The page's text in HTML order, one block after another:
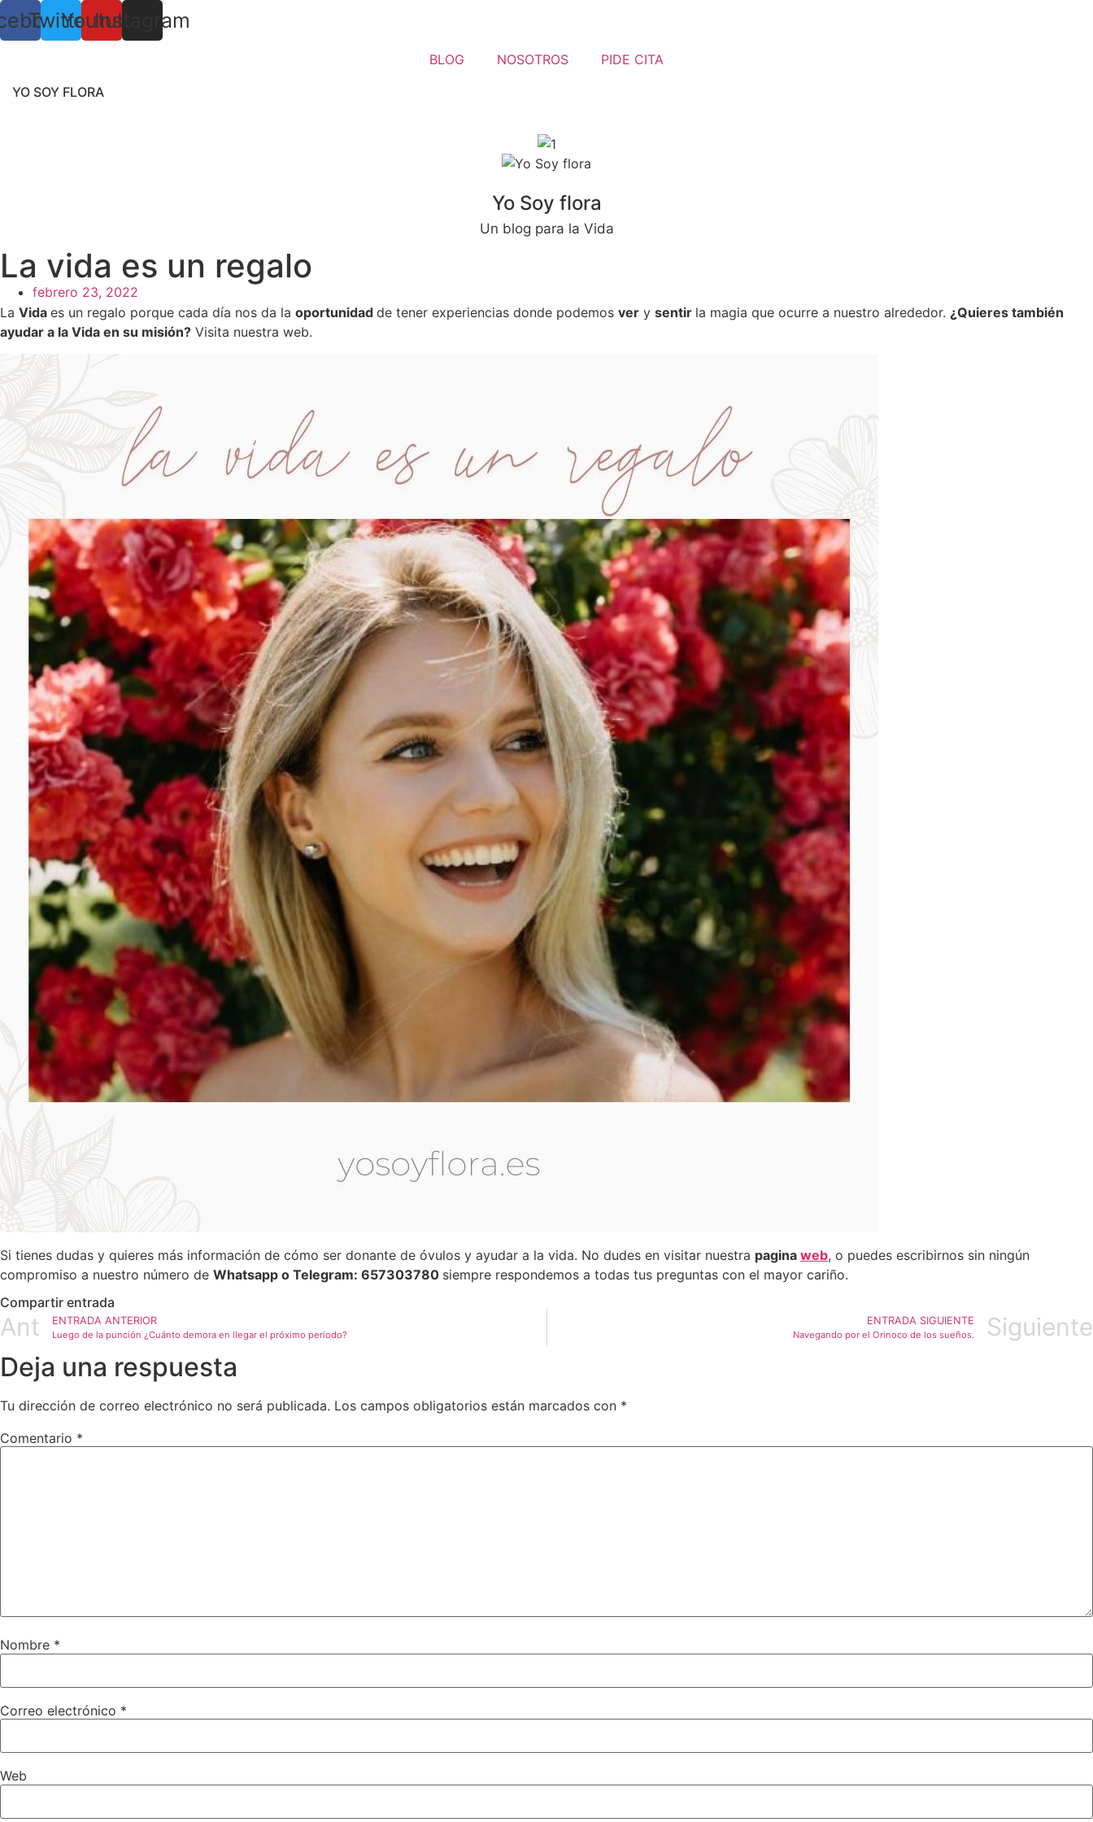
TwitterYoutubeInstagram
BLOG NOSOTROS
PIDE CITA
YO SOY FLORA
Yo Soy flora
Un blog para la Vida
La vida es un regalo
febrero 23, 2022
La Vida es un regalo porque cada día nos da la oportunidad de tener experiencias donde podemos ver y sentir la magia que ocurre a nuestro alrededor. ¿Quieres también
ayudar a la Vida en su misión? Visita nuestra web.
Si tienes dudas y quieres más información de cómo ser donante de óvulos y ayudar a la vida. No dudes en visitar nuestra pagina web, o puedes escribirnos sin ningún
compromiso a nuestro número de Whatsapp o Telegram: 657303780 siempre respondemos a todas tus preguntas con el mayor cariño.
Compartir entrada
Ant ENTRADA ANTERIOR
Luego de la punción ¿Cuánto demora en llegar el próximo periodo?
ENTRADA SIGUIENTE
Navegando por el Orinoco de los sueños. Siguiente
Deja una respuesta
Tu dirección de correo electrónico no será publicada. Los campos obligatorios están marcados con *
Comentario *
Nombre *
Correo electrónico *
Web